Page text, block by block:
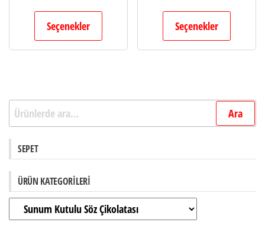
Seçenekler Seçenekler
Ara: Ara
SEPET
ÜRÜN KATEGORILERI